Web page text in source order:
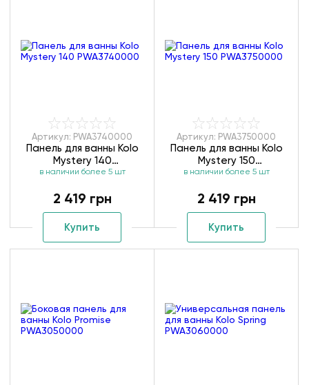
Артикул: PWA3740000
Панель для ванны Kolo
Mystery 140
PWA3740000
в наличии более 5 шт
2 419 грн
Купить
Артикул: PWA3750000
Панель для ванны Kolo
Mystery 150
PWA3750000
в наличии более 5 шт
2 419 грн
Купить